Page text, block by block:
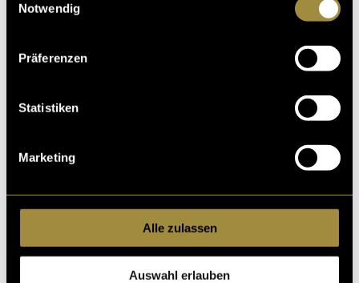
Notwendig
Präferenzen
Statistiken
Marketing
Alle zulassen
Auswahl erlauben
Kritik